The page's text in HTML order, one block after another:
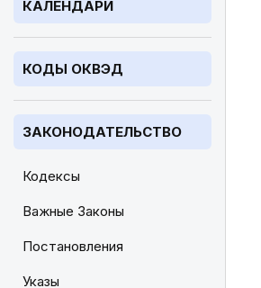
КАЛЕНДАРИ
КОДЫ ОКВЭД
ЗАКОНОДАТЕЛЬСТВО
Кодексы
Важные Законы
Постановления
Указы